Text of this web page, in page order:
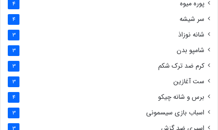
پوره میوه 4
سر شیشه 4
شانه نوزاذ 3
شامپو بدن 3
کرم ضد ترک شکم 3
ست آغازین 3
برس و شانه چیکو 4
اسباب بازی سیسمونی 3